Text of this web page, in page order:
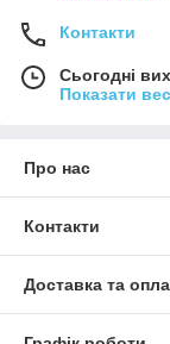
Контакти
Сьогодні
Показати
Про нас
Контакти
Доставка та